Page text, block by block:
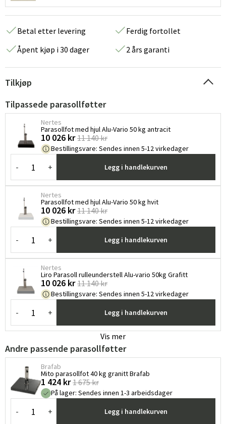
Betal etter levering
Ferdig fortollet
Åpent kjøp i 30 dager
2 års garanti
Tilkjøp
Tilpassede parasollføtter
Nertes
Parasollfot med hjul Alu-Vario 50 kg antracit
10 026 kr 11 140 kr
Bestillingsvare: Sendes innen 5-12 virkedager
- + Legg i handlekurven
Nertes
Parasollfot med hjul Alu-Vario 50 kg hvit
10 026 kr 11 140 kr
Bestillingsvare: Sendes innen 5-12 virkedager
- + Legg i handlekurven
Nertes
Liro Parasoll rulleunderstell Alu-vario 50kg Grafitt
10 026 kr 11 140 kr
Bestillingsvare: Sendes innen 5-12 virkedager
- + Legg i handlekurven
Vis mer
Andre passende parasollføtter
Brafab
Mito parasollfot 40 kg granitt Brafab
1 424 kr 1 675 kr
På lager: Sendes innen 1-3 arbeidsdager
- + Legg i handlekurven